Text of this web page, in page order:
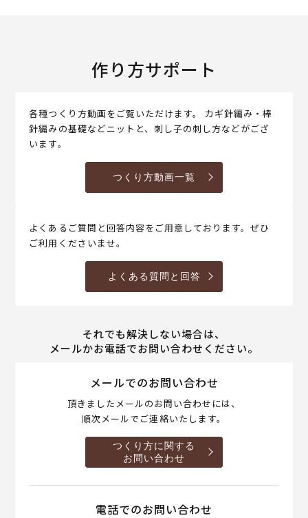
作り方サポート
各種つくり方動画をご覧いただけます。 カギ針編み・棒
針編みの基礎などニットと、刺し子の刺し方などがござ
います。
つくり方動画一覧
よくあるご質問と回答内容をご用意しております。ぜひ
ご利用くださいませ。
よくある質問と回答
それでも解決しない場合は、
メールかお電話でお問い合わせください。
メールでのお問い合わせ
頂きましたメールのお問い合わせには、
順次メールでご連絡いたします。
つくり方に関する
お問い合わせ
電話でのお問い合わせ